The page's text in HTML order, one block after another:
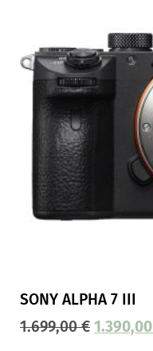
SONY ALPHA 7 III
1.699,00€ 1.390,00